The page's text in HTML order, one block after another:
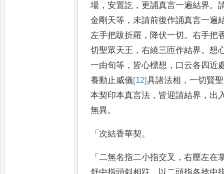
場 ，安置訖 ， 更誦真言一遍結界。
金剛天等 ，未請前復作誦真言一遍
左手把跋折羅 ， 降伏一切 。右手把
切聖眾天王 ，右繞三匝作結界。想
一由旬等 ， 皆心標想 ， 口云各四近
養動止威儀[12]具諸法相 ，一切賢
本契印本真言法 ， 皆迎請結界 ， 出
無異。
「 次結香華契。
「二無名指二小指交叉 ，右壓左在